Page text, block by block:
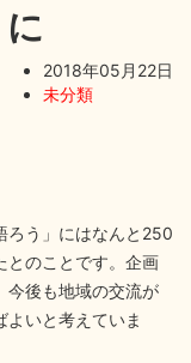
2018年05月22日
未分類
ろう」にはなんと250
とのことです。企画
今後も地域の交流が
いと考えていま